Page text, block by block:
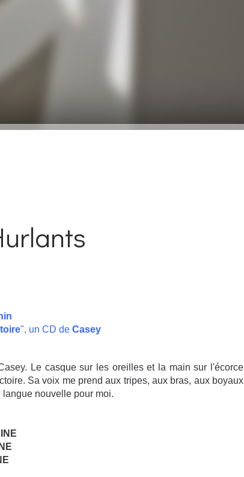
", un CD de Casey
Le casque sur les oreilles et la main sur l'écorce
Sa voix me prend aux tripes, aux bras, aux boyaux
nouvelle pour moi.
BABINE